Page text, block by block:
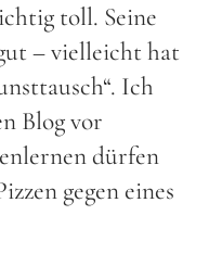
toll. Seine
– vielleicht hat
Ich
Blog vor
dürfen
gegen eines